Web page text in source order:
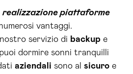
realizzazione piattaforme
vantaggi.
servizio di backup e
dormire sonni tranquilli
aziendali sono al sicuro e